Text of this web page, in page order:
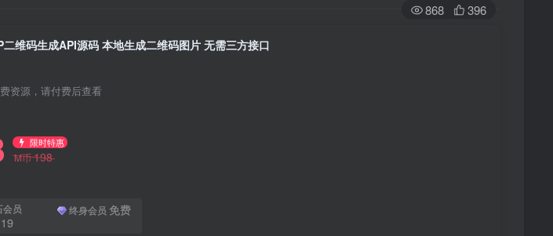
868 396
二维码生成API源码 本地生成二维码图片 无需三方接口
资源，请付费后查看
限时特惠
M币198
会员
19
终身会员 免费